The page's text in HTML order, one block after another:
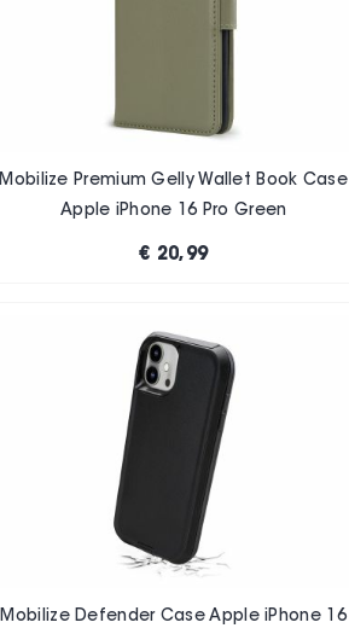
Mobilize Premium Gelly Wallet Book Case
Apple iPhone 16 Pro Green
€ 20,99
Mobilize Defender Case Apple iPhone 16